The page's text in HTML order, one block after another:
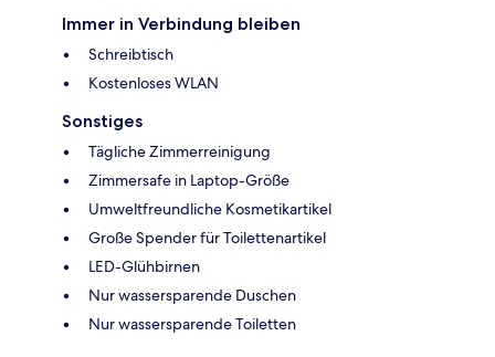
Immer in Verbindung bleiben
Schreibtisch
Kostenloses WLAN
Sonstiges
Tägliche Zimmerreinigung
Zimmersafe in Laptop-Größe
Umweltfreundliche Kosmetikartikel
Große Spender für Toilettenartikel
LED-Glühbirnen
Nur wassersparende Duschen
Nur wassersparende Toiletten